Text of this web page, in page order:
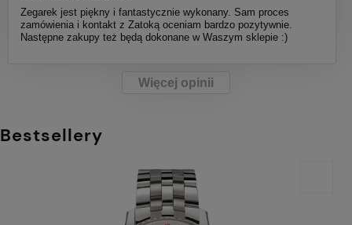
Zegarek jest piękny i fantastycznie wykonany. Sam proces
zamówienia i kontakt z Zatoką oceniam bardzo pozytywnie.
Następne zakupy też będą dokonane w Waszym sklepie :)
Więcej opinii
Bestsellery